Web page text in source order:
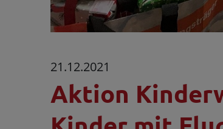
21.12.2021
Aktion